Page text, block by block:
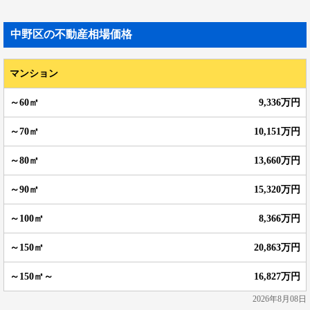
は、中野駅、東中野駅
中野区の不動産相場価格
マンション
9,336万円
10,151万円
13,660万円
15,320万円
8,366万円
20,863万円
16,827万円
2026年8月08日